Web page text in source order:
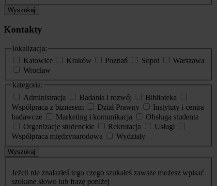
Wyszukaj
Kontakty
lokalizacja:
Katowice
Kraków Poznań Sopot
Warszawa
Wrocław
kategoria:
Administracja
Badania i rozwój
Biblioteka
Współpraca z biznesem
Dział Prawny
Instytuty i centra
badawcze
Marketing i komunikacja
Obsługa studenta
Organizacje studenckie
Rekrutacja
Usługi
Współpraca międzynarodowa
Wydziały
Wyszukaj
Jeżeli nie znalazłeś tego czego szukałeś zawsze możesz wpisać
szukane słowo lub frazę poniżej